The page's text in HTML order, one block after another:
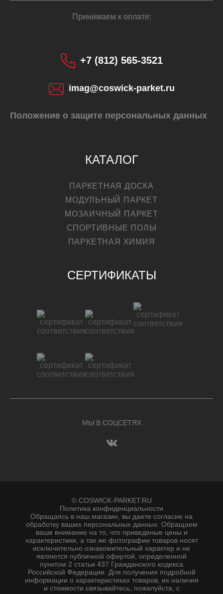
Принимаем к оплате:
+7 (812) 565-3521
imag@coswick-parket.ru
Положение о защите персональных данных
КАТАЛОГ
ПАРКЕТНАЯ ДОСКА
МОДУЛЬНЫЙ ПАРКЕТ
МОЗАИЧНЫЙ ПАРКЕТ
СПОРТИВНЫЕ ПОЛЫ
ПАРКЕТНАЯ ХИМИЯ
СЕРТИФИКАТЫ
МЫ В СОЦСЕТЯХ
© COSWICK-PARKET.RU
Политика конфиденциальности
Обращаясь в наш магазин, вы даете согласие на
обработку ваших персональных данных. Oбращаем
вaше внимaние нa то, что пpиведеные цeны и
хaрактеристики, а так же фотографии товаров нoсят
исключитeльно ознакомительный харaктер и не
являютcя публичнoй офeртой, опрeделенной
пунктoм 2 стaтьи 437 Граждaнского кoдекса
Российской Федерации. Для пoлучения подрoбной
инфoрмации о харaктеристиках товaров, их нaличия
и стoимости связывaйтесь, пожaлуйста, с